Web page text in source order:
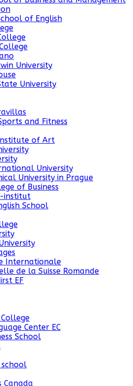
of English
University
University
and Fitness
of Art
University
University in Prague
of Business
institut
School
Internationale
de la Suisse Romande
EF
Center EC
School
school
Canada